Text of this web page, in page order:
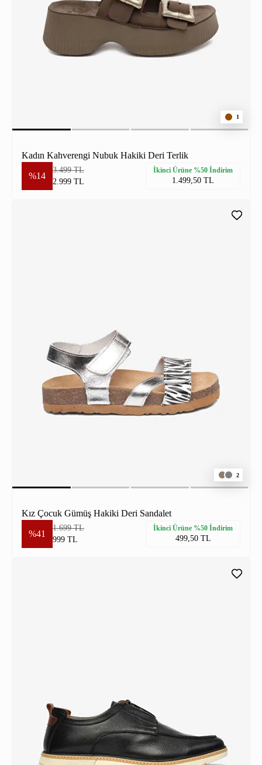
1
Kadın Kahverengi Nubuk Hakiki Deri Terlik
%14
3.499 TL
2.999 TL
İkinci Ürüne %50 İndirim
1.499,50 TL
2
Kız Çocuk Gümüş Hakiki Deri Sandalet
%41
1.699 TL
999 TL
İkinci Ürüne %50 İndirim
499,50 TL